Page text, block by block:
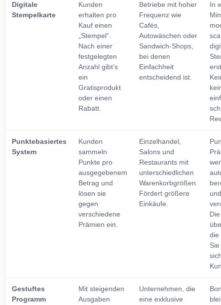
Digitale
Stempelkarte
Kunden
erhalten pro
Kauf einen
„Stempel“.
Nach einer
festgelegten
Anzahl gibt’s
ein
Gratisprodukt
oder einen
Rabatt.
Betriebe mit hoher
Frequenz wie
Cafés,
Autowäschen oder
Sandwich-Shops,
bei denen
Einfachheit
entscheidend ist.
In
Punktebasiertes
System
Kunden
sammeln
Punkte pro
ausgegebenem
Betrag und
lösen sie
gegen
verschiedene
Prämien ein.
Einzelhandel,
Salons und
Restaurants mit
unterschiedlichen
Warenkorbgrößen.
Fördert größere
Einkäufe.
und
die
Gestuftes
Programm
Mit steigenden
Ausgaben
Unternehmen, die
eine exklusive